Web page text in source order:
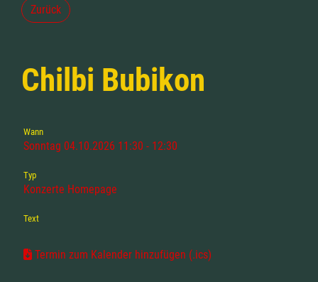
Zurück
Chilbi Bubikon
Wann
Sonntag 04.10.2026 11:30 - 12:30
Typ
Konzerte Homepage
Text
Termin zum Kalender hinzufügen (.ics)